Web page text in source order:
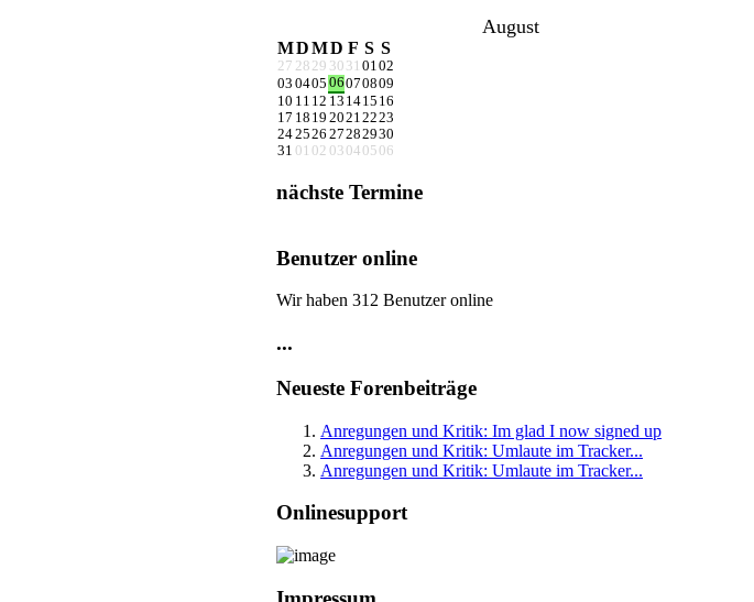
August
MDMD F S S
27 28 29 30 31 0102
03 0405 06070809
10 11 12 13 1415 16
17 18 19 20212223
242526 27282930
31 01 02 03 04 05 06
nächste Termine
Benutzer online
Wir haben 312 Benutzer online
...
Neueste Forenbeiträge
Anregungen und Kritik: Im glad I now signed up
Anregungen und Kritik: Umlaute im Tracker...
Anregungen und Kritik: Umlaute im Tracker...
Onlinesupport